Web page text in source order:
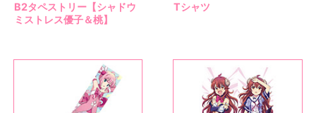
B2タペストリー【シャドウ
ミストレス優子＆桃】
Tシャツ